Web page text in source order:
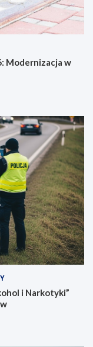
Modernizacja w
i Narkotyki”